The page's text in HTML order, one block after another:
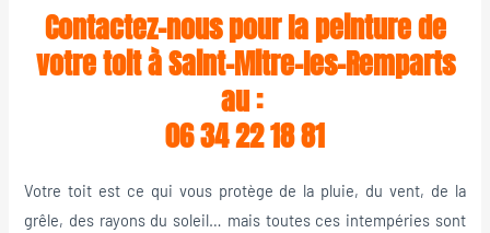
Contactez-nous pour la peinture de
votre toit à Saint-Mitre-les-Remparts
au :
06 34 22 18 81
Votre toit est ce qui vous protège de la pluie, du vent, de la
grêle, des rayons du soleil… mais toutes ces intempéries sont